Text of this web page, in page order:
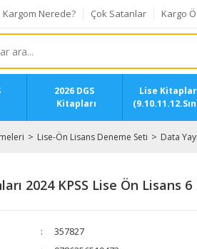
Kargom Nerede? Çok Satanlar Kargo
2026 DGS
Kitapları
Lise
Lise-Ön Lisans Deneme Seti Data
2024 KPSS Lise Ön Lisans
357827